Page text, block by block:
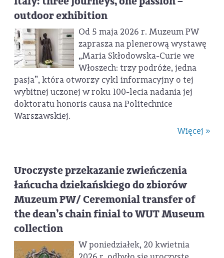
outdoor exhibition
Od 5 maja 2026 r. Muzeum PW
zaprasza na plenerową wystawę
„Maria Skłodowska-Curie we
Włoszech: trzy podróże, jedna
pasja”, która otworzy cykl informacyjny o tej
wybitnej uczonej w roku 100-lecia nadania jej
doktoratu honoris causa na Politechnice
Warszawskiej.
Więcej »
Uroczyste przekazanie zwieńczenia
łańcucha dziekańskiego do zbiorów
Muzeum PW/ Ceremonial transfer of
the dean’s chain finial to WUT Museum
collection
W poniedziałek, 20 kwietnia